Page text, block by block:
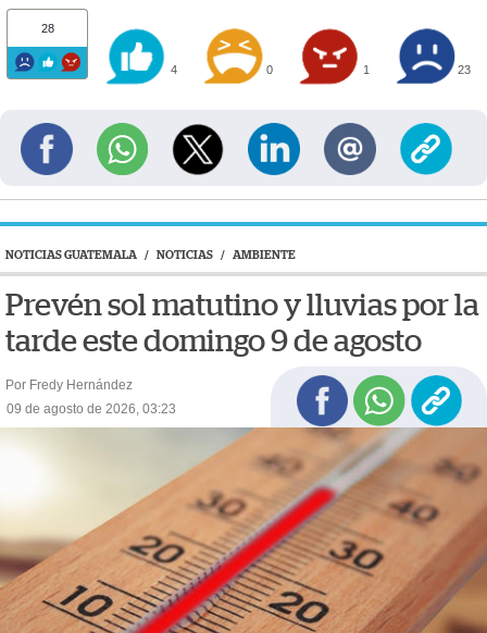
28
4 0 1 23
NOTICIAS GUATEMALA / NOTICIAS / AMBIENTE
Prevén sol matutino y lluvias por la
tarde este domingo 9 de agosto
Por Fredy Hernández
09 de agosto de 2026, 03:23